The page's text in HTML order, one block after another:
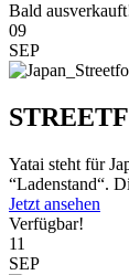
Bald
09
SEP
Yatai steht für
“Ladenstand“.
Jetzt ansehen
Verfügbar!
11
SEP